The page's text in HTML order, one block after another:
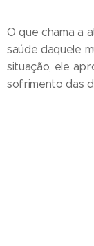
O que chama a
saúde daquele
situação, ele
sofrimento das